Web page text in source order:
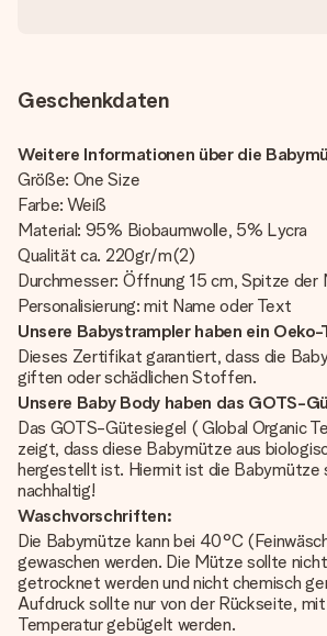
Geschenkdaten
Weitere Informationen über die
Größe: One Size
Farbe: Weiß
Material: 95% Biobaumwolle, 5% Lycra
Qualität ca. 220gr/m(2)
Durchmesser: Öffnung 15 cm, Spitze der
Personalisierung: mit Name oder Text
Unsere Babystrampler haben ein
Dieses Zertifikat garantiert, dass die
giften oder schädlichen Stoffen.
Unsere Baby Body haben das GOTS-
Das GOTS-Gütesiegel ( Global Organic
zeigt, dass diese Babymütze aus
hergestellt ist. Hiermit ist die Babymütze
nachhaltig!
Waschvorschriften:
Die Babymütze kann bei 40°C
gewaschen werden. Die Mütze sollte
getrocknet werden und nicht chemisch
Aufdruck sollte nur von der Rückseite,
Temperatur gebügelt werden.